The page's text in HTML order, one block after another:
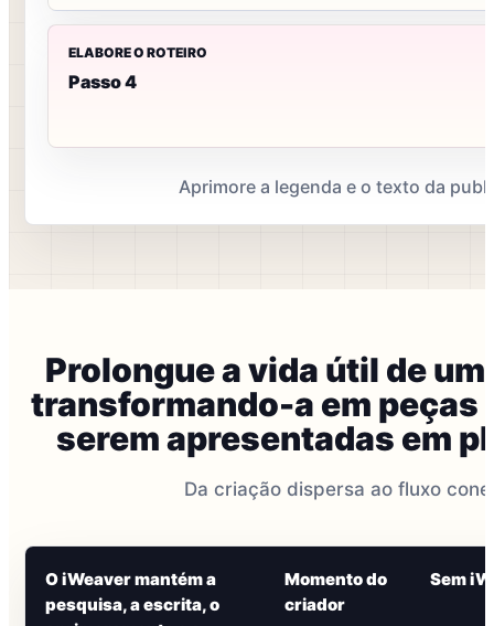
ELABORE O ROTEIRO
Passo 4
Aprimore a legenda e o texto da
Prolongue a vida útil de
transformando-a em peças
serem apresentadas em
Da criação dispersa ao fluxo
O iWeaver mantém a
pesquisa, a escrita, o
Momento do
criador
Sem